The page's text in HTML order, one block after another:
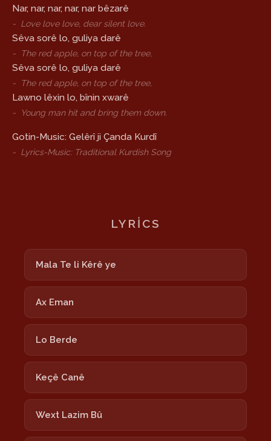
Nar, nar, nar, nar, nar bêzarê
- Love love love, dear silent love.
Sêva sorê lo, guliya darê
- The red apple, on top of the tree,
Sêva sorê lo, guliya darê
- The red apple, on top of the tree,
Lawno lêxin lo, bînin xwarê
- Young man hit and bring them down.
Gotin-Music: Gelêrî ji Çanda Kurdî
- Lyrics-Music: Traditional Kurdish Song
LYRICS
Mala Te li Kêrê ye
Ax Eman
Lo Berde
Keçê Canê
Wext Lazim Bû